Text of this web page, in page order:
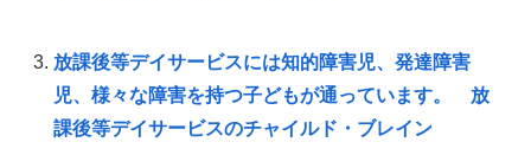
放課後等デイサービスには知的障害児、発達障害
児、様々な障害を持つ子どもが通っています。 放
課後等デイサービスのチャイルド・ブレイン